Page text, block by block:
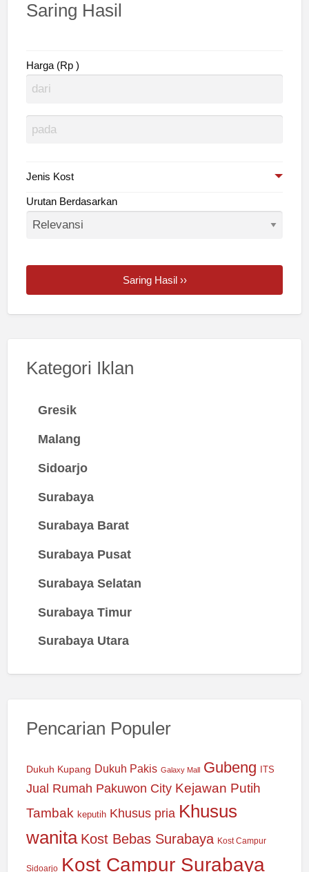
Saring Hasil
Harga (Rp )
Jenis Kost
Urutan Berdasarkan
Saring Hasil ››
Kategori Iklan
Gresik
Malang
Sidoarjo
Surabaya
Surabaya Barat
Surabaya Pusat
Surabaya Selatan
Surabaya Timur
Surabaya Utara
Pencarian Populer
Dukuh Kupang Dukuh Pakis Galaxy Mall Gubeng ITS
Jual Rumah Pakuwon City Kejawan Putih
Tambak keputih Khusus pria Khusus
wanita Kost Bebas Surabaya Kost Campur
Sidoarjo Kost Campur Surabaya